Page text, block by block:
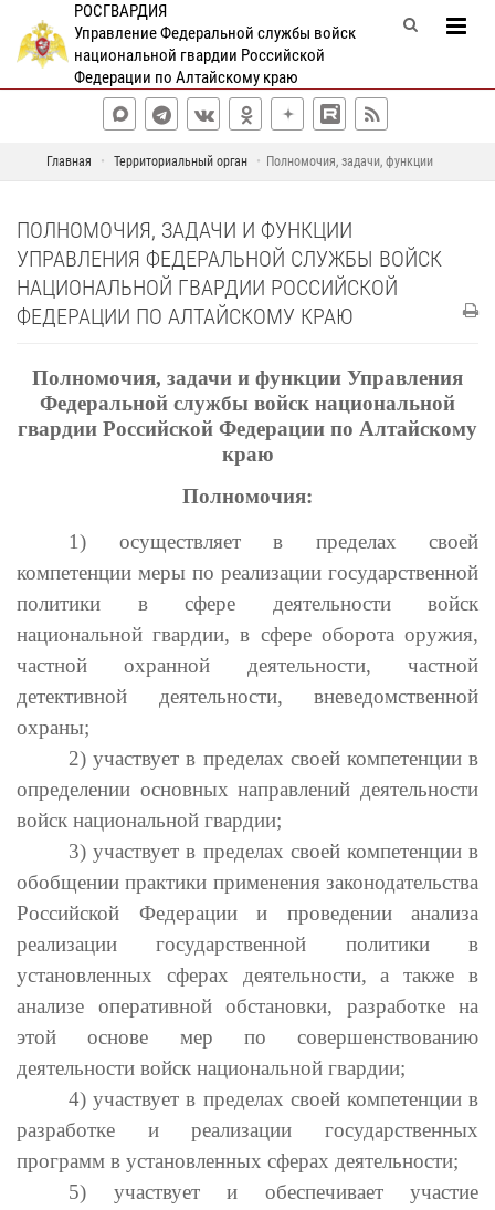
РОСГВАРДИЯ
Управление Федеральной службы войск
национальной гвардии Российской
Федерации по Алтайскому краю
Главная Территориальный орган Полномочия, задачи, функции
ПОЛНОМОЧИЯ, ЗАДАЧИ И ФУНКЦИИ
УПРАВЛЕНИЯ ФЕДЕРАЛЬНОЙ СЛУЖБЫ ВОЙСК
НАЦИОНАЛЬНОЙ ГВАРДИИ РОССИЙСКОЙ
ФЕДЕРАЦИИ ПО АЛТАЙСКОМУ КРАЮ
Полномочия, задачи и функции Управления
Федеральной службы войск национальной
гвардии Российской Федерации по Алтайскому
краю
Полномочия:
1) осуществляет в пределах своей
компетенции меры по реализации государственной
политики в сфере деятельности войск
национальной гвардии, в сфере оборота оружия,
частной охранной деятельности, частной
детективной деятельности, вневедомственной
охраны;
2) участвует в пределах своей компетенции в
определении основных направлений деятельности
войск национальной гвардии;
3) участвует в пределах своей компетенции в
обобщении практики применения законодательства
Российской Федерации и проведении анализа
реализации государственной политики в
установленных сферах деятельности, а также в
анализе оперативной обстановки, разработке на
этой основе мер по совершенствованию
деятельности войск национальной гвардии;
4) участвует в пределах своей компетенции в
разработке и реализации государственных
программ в установленных сферах деятельности;
5) участвует и обеспечивает участие